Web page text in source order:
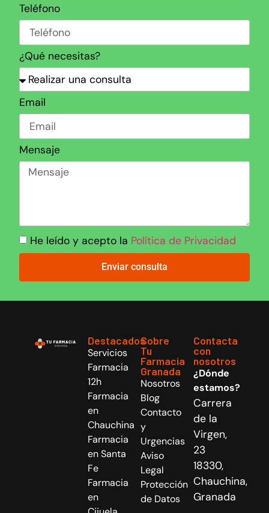
Teléfono
¿Qué necesitas?
Email
Mensaje
He leído y acepto la Política de Privacidad
Enviar consulta
Destacados
Servicios
Farmacia
12h
Farmacia
en
Chauchina
Farmacia
en Santa
Fe
Farmacia
en
Sobre
Tu
Farmacia
Granada
Nosotros
Blog
Contacto
y
Urgencias
Aviso
Legal
Protección
de Datos
Contacta
con
nosotros
¿Dónde
estamos?
Carrera
de la
Virgen,
23
18330,
Chauchina,
Granada